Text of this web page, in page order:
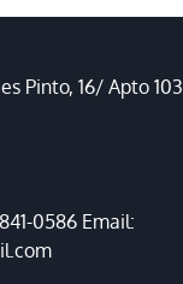
Pinto, 16/ Apto
0586 Email: